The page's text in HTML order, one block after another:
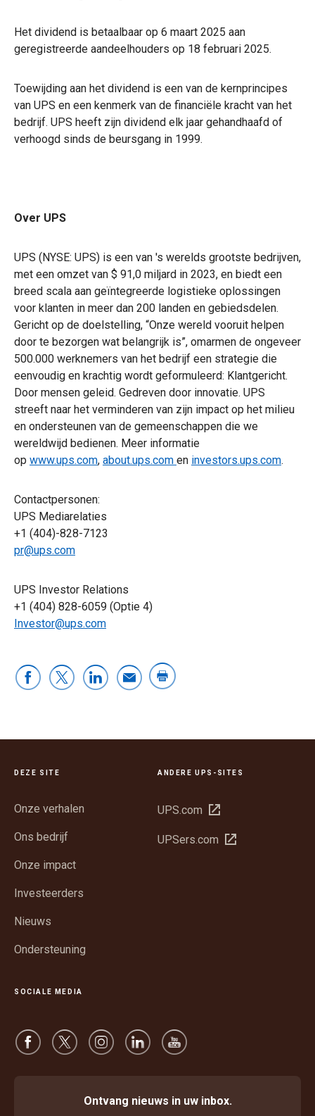
Het dividend is betaalbaar op 6 maart 2025 aan
geregistreerde aandeelhouders op 18 februari 2025.
Toewijding aan het dividend is een van de kernprincipes
van UPS en een kenmerk van de financiële kracht van het
bedrijf. UPS heeft zijn dividend elk jaar gehandhaafd of
verhoogd sinds de beursgang in 1999.
Over UPS
UPS (NYSE: UPS) is een van 's werelds grootste bedrijven,
met een omzet van $ 91,0 miljard in 2023, en biedt een
breed scala aan geïntegreerde logistieke oplossingen
voor klanten in meer dan 200 landen en gebiedsdelen.
Gericht op de doelstelling, “Onze wereld vooruit helpen
door te bezorgen wat belangrijk is”, omarmen de ongeveer
500.000 werknemers van het bedrijf een strategie die
eenvoudig en krachtig wordt geformuleerd: Klantgericht.
Door mensen geleid. Gedreven door innovatie. UPS
streeft naar het verminderen van zijn impact op het milieu
en ondersteunen van de gemeenschappen die we
wereldwijd bedienen. Meer informatie
op www.ups.com, about.ups.com en investors.ups.com.
Contactpersonen:
UPS Mediarelaties
+1 (404)-828-7123
pr@ups.com
UPS Investor Relations
+1 (404) 828-6059 (Optie 4)
Investor@ups.com
DEZE SITE
Onze verhalen
Ons bedrijf
Onze impact
Investeerders
Nieuws
Ondersteuning
ANDERE UPS-SITES
UPS.com Opent
een
UPSers.com Opent
SOCIALE MEDIA
Ontvang nieuws in uw inbox.